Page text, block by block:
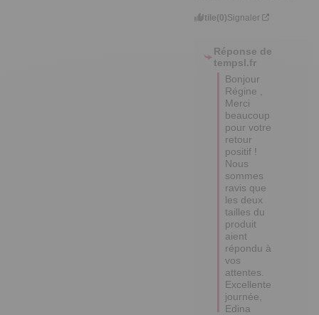
Utile(0)Signaler
Réponse de
tempsl.fr
Bonjour
Régine ,
Merci
beaucoup
pour votre
retour
positif !
Nous
sommes
ravis que
les deux
tailles du
produit
aient
répondu à
vos
attentes.
Excellente
journée,
Edina